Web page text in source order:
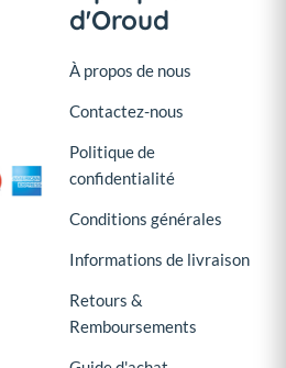
d'Oroud
À propos de nous
Contactez-nous
Politique de
confidentialité
Conditions générales
Informations de livraison
Retours &
Remboursements